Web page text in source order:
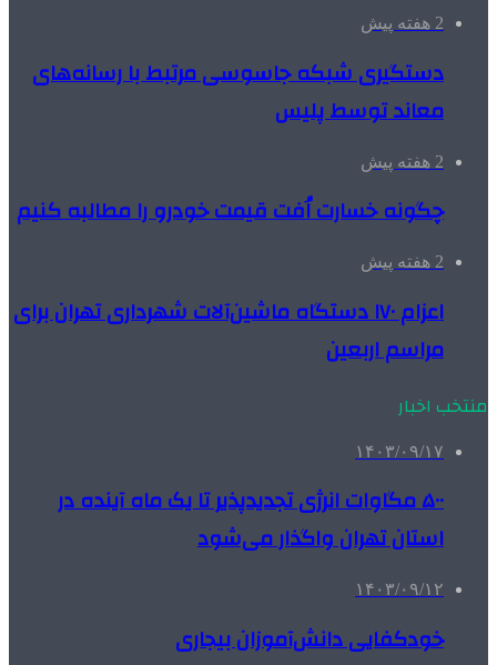
2 هفته پیش
دستگیری شبکه جاسوسی مرتبط با رسانه‌های
معاند توسط پلیس
2 هفته پیش
چگونه خسارت اُفت قیمت خودرو را مطالبه کنیم
2 هفته پیش
اعزام ۱۷۰ دستگاه ماشین‌آلات شهرداری تهران برای
مراسم اربعین
منتخب اخبار
۱۴۰۳/۰۹/۱۷
۵۰۰ مگاوات انرژی تجدیدپذیر تا یک ماه آینده در
استان تهران واگذار می‌شود
۱۴۰۳/۰۹/۱۲
خودکفایی دانش‌آموزان بیجاری